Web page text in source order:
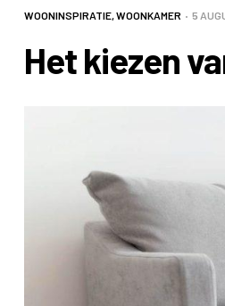
WOONINSPIRATIE,WOONKAMER 5
Het kiezen